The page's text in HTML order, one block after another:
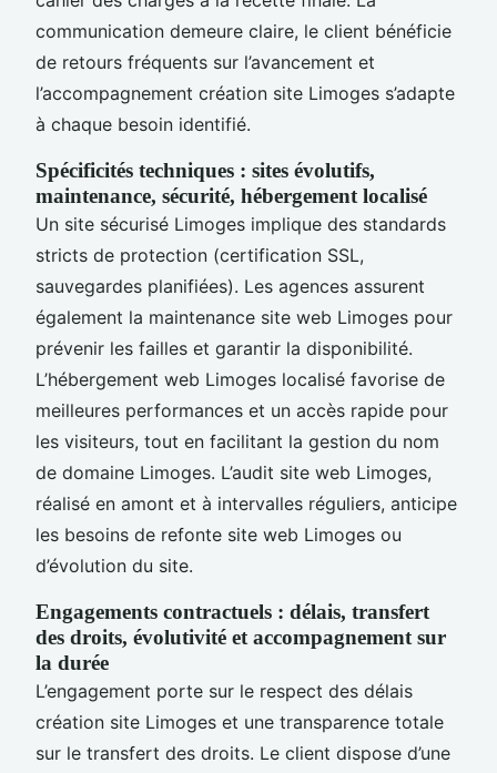
communication demeure claire, le client bénéficie
de retours fréquents sur l’avancement et
l’accompagnement création site Limoges s’adapte
à chaque besoin identifié.
Spécificités techniques : sites évolutifs,
maintenance, sécurité, hébergement localisé
Un site sécurisé Limoges implique des standards
stricts de protection (certification SSL,
sauvegardes planifiées). Les agences assurent
également la maintenance site web Limoges pour
prévenir les failles et garantir la disponibilité.
L’hébergement web Limoges localisé favorise de
meilleures performances et un accès rapide pour
les visiteurs, tout en facilitant la gestion du nom
de domaine Limoges. L’audit site web Limoges,
réalisé en amont et à intervalles réguliers, anticipe
les besoins de refonte site web Limoges ou
d’évolution du site.
Engagements contractuels : délais, transfert
des droits, évolutivité et accompagnement sur
la durée
L’engagement porte sur le respect des délais
création site Limoges et une transparence totale
sur le transfert des droits. Le client dispose d’une